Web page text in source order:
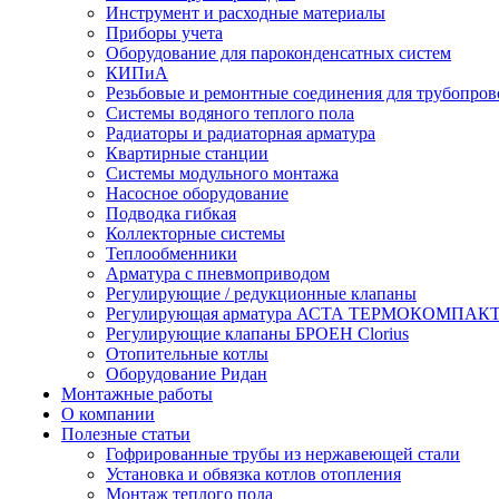
Инструмент и расходные материалы
Приборы учета
Оборудование для пароконденсатных систем
КИПиА
Резьбовые и ремонтные соединения для
Системы водяного теплого пола
Радиаторы и радиаторная арматура
Квартирные станции
Системы модульного монтажа
Насосное оборудование
Подводка гибкая
Коллекторные системы
Теплообменники
Арматура с пневмоприводом
Регулирующие / редукционные клапаны
Регулирующая арматура АСТА
Регулирующие клапаны БРОЕН Clorius
Отопительные котлы
Оборудование Ридан
Монтажные работы
О компании
Полезные статьи
Гофрированные трубы из нержавеющей стали
Установка и обвязка котлов отопления
Монтаж теплого пола